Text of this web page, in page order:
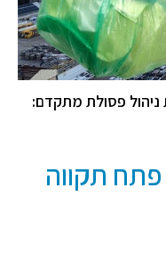
ניהול פסולת מתקדם:
פתח תקווה